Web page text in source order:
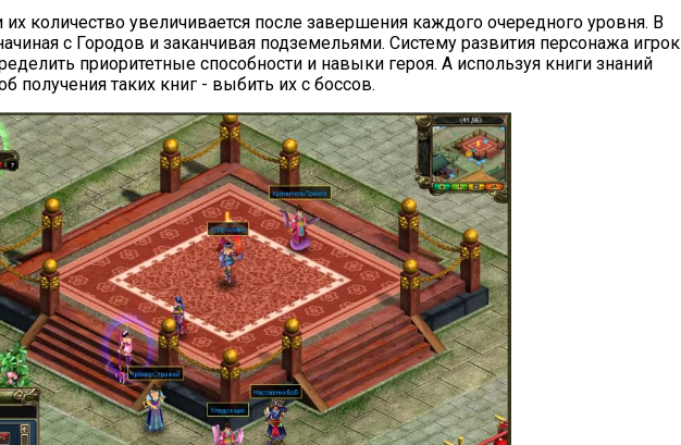
количество увеличивается после завершения каждого очередного уровня. В
с Городов и заканчивая подземельями. Систему развития персонажа игрок
приоритетные способности и навыки героя. А используя книги знаний
таких книг - выбить их с боссов.